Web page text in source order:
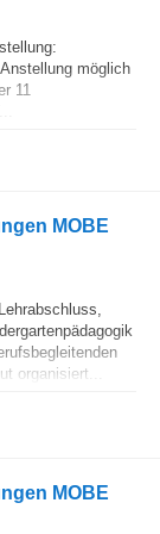
möglich
11
MOBE
organisiert...
MOBE